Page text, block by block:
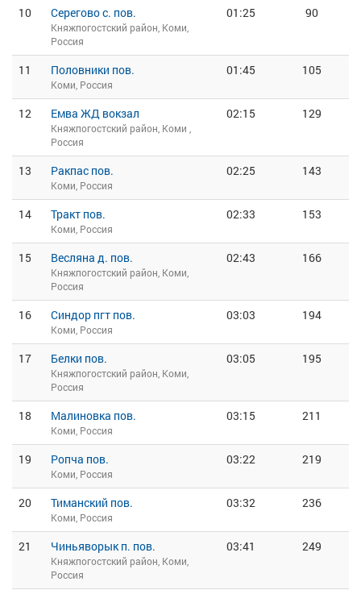
10 Серегово с. пов.
Княжпогостский район, Коми,
Россия
01:25 90
11 Половники пов.
Коми, Россия
01:45 105
12 Емва ЖД вокзал
Княжпогостский район, Коми ,
Россия
02:15 129
13 Ракпас пов.
Коми, Россия
02:25 143
14 Тракт пов.
Коми, Россия
02:33 153
15 Весляна д. пов.
Княжпогостский район, Коми,
Россия
02:43 166
16 Синдор пгт пов.
Коми, Россия
03:03 194
17 Белки пов.
Княжпогостский район, Коми,
Россия
03:05 195
18 Малиновка пов.
Коми, Россия
03:15 211
19 Ропча пов.
Коми, Россия
03:22 219
20 Тиманский пов.
Коми, Россия
03:32 236
21 Чиньяворык п. пов.
Княжпогостский район, Коми,
Россия
03:41 249